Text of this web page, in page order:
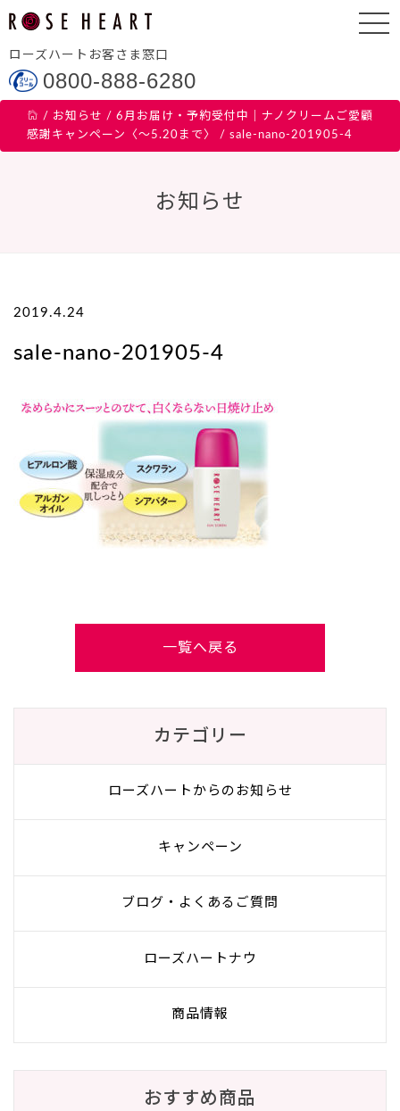
ローズハートお客さま窓口
0800-888-6280
/ お知らせ / 6月お届け・予約受付中｜ナノクリームご愛顧
感謝キャンペーン〈～5.20まで〉
/ sale-nano-201905-4
お知らせ
2019.4.24
sale-nano-201905-4
一覧へ戻る
カテゴリー
ローズハートからのお知らせ
キャンペーン
ブログ・よくあるご質問
ローズハートナウ
商品情報
おすすめ商品